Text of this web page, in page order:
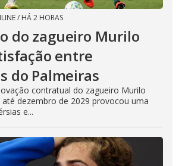
/ HÁ 2 HORAS
do zagueiro Murilo
entre
do Palmeiras
contratual do zagueiro Murilo
dezembro de 2029 provocou uma
e...